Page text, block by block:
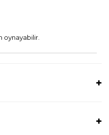
oynayabilir.